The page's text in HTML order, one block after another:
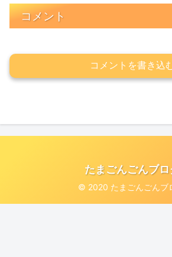
コメント
コメントを書き込
たまごんごんブロ
© 2020 たまごんごんブ